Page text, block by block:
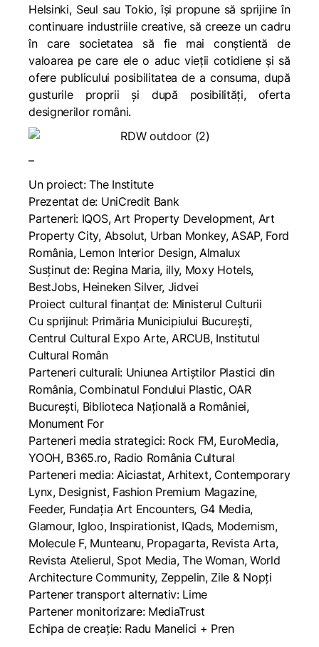
Helsinki, Seul sau Tokio, își propune să sprijine în
continuare industriile creative, să creeze un cadru
în care societatea să fie mai conștientă de
valoarea pe care ele o aduc vieții cotidiene și să
ofere publicului posibilitatea de a consuma, după
gusturile proprii și după posibilități, oferta
designerilor români.
–
Un proiect: The Institute
Prezentat de: UniCredit Bank
Parteneri: IQOS, Art Property Development, Art
Property City, Absolut, Urban Monkey, ASAP, Ford
România, Lemon Interior Design, Almalux
Susținut de: Regina Maria, illy, Moxy Hotels,
BestJobs, Heineken Silver, Jidvei
Proiect cultural finanțat de: Ministerul Culturii
Cu sprijinul: Primăria Municipiului București,
Centrul Cultural Expo Arte, ARCUB, Institutul
Cultural Român
Parteneri culturali: Uniunea Artiștilor Plastici din
România, Combinatul Fondului Plastic, OAR
București, Biblioteca Națională a României,
Monument For
Parteneri media strategici: Rock FM, EuroMedia,
YOOH, B365.ro, Radio România Cultural
Parteneri media: Aiciastat, Arhitext, Contemporary
Lynx, Designist, Fashion Premium Magazine,
Feeder, Fundația Art Encounters, G4 Media,
Glamour, Igloo, Inspirationist, IQads, Modernism,
Molecule F, Munteanu, Propagarta, Revista Arta,
Revista Atelierul, Spot Media, The Woman, World
Architecture Community, Zeppelin, Zile & Nopți
Partener transport alternativ: Lime
Partener monitorizare: MediaTrust
Echipa de creație: Radu Manelici + Pren